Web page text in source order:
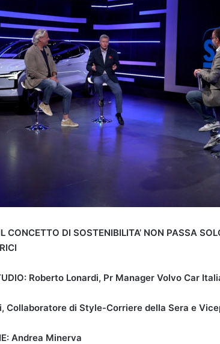
CONCETTO DI SOSTENIBILITA’ NON PASSA
Roberto Lonardi, Pr Manager Volvo Car
Collaboratore di Style-Corriere della Sera e
Andrea Minerva